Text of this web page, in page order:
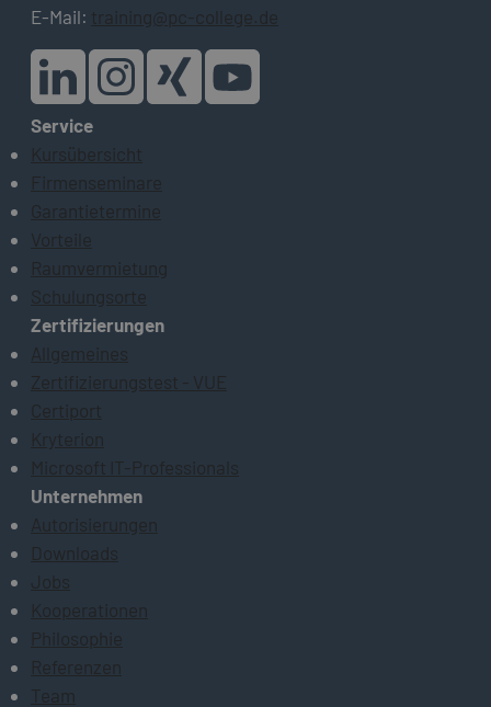
E-Mail: training@pc-college.de
Service
Kursübersicht
Firmenseminare
Garantietermine
Vorteile
Raumvermietung
Schulungsorte
Zertifizierungen
Allgemeines
Zertifizierungstest - VUE
Certiport
Kryterion
Microsoft IT-Professionals
Unternehmen
Autorisierungen
Downloads
Jobs
Kooperationen
Philosophie
Referenzen
Team